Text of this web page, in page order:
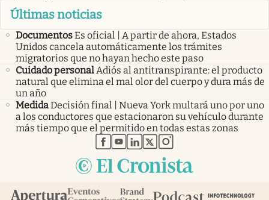
Últimas noticias
DocumentosEs oficial | A partir de ahora, Estados
Unidos cancela automáticamente los trámites
migratorios que no hayan hecho este paso
Cuidado personalAdiós al antitranspirante: el producto
natural que elimina el mal olor del cuerpo y dura más de
un año
MedidaDecisión final | Nueva York multará uno por uno
a los conductores que estacionaron su vehículo durante
más tiempo que el permitido en todas estas zonas
abre en nueva pestaña
abre en nueva pestaña
abre en nueva pestaña
abre en nueva pestaña
abre en nueva pestaña